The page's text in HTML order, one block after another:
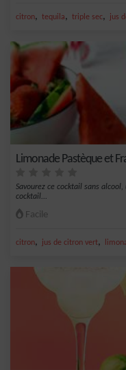
citron, tequila, triple sec, jus
Limonade Pastèque et
Savourez ce cocktail sans
cocktail...
Facile
citron, jus de citron vert,